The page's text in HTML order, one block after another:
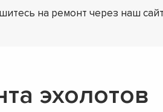
на ремонт через наш
эхолотов